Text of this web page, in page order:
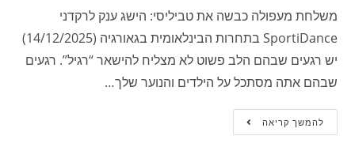
משלחת מעפולה כבשה את טביליסי: הישג ענק לרקדני
SportiDance בתחרות הבינלאומית בגאורגיה (14/12/2025)
יש רגעים שבהם הלב פשוט לא מצליח להישאר “רגיל”. רגעים
שבהם אתה מסתכל על הילדים והנוער שלך…
להמשך קריאה